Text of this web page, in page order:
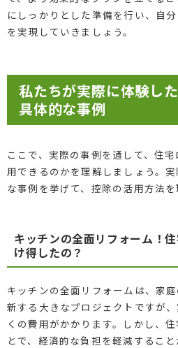
にしっかりとした準備を行い、自
を実現していきましょう。
私たちが実際に体験し
具体的な事例
ここで、実際の事例を通して、住
用できるのかを理解しましょう。
な事例を挙げて、控除の活用方法を
キッチンの全面リフォーム！
け得したの？
キッチンの全面リフォームは、家
新する大きなプロジェクトですが
くの費用がかかります。しかし、
とで、経済的な負担を軽減するこ